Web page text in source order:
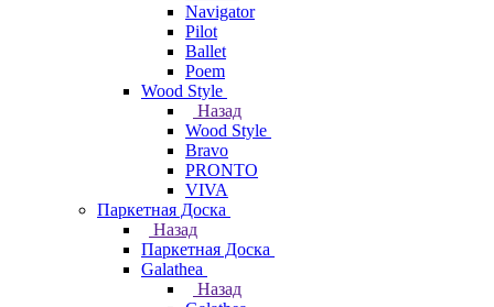
Navigator
Pilot
Ballet
Poem
Wood Style
Назад
Wood Style
Bravo
PRONTO
VIVA
Паркетная Доска
Назад
Паркетная Доска
Galathea
Назад